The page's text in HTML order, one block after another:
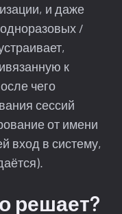
и даже
/
к
чего
сессий
от имени
вход в систему,
решает?